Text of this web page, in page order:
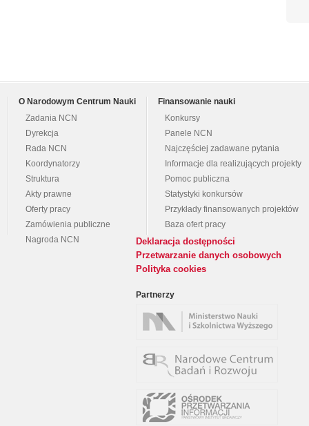
O Narodowym Centrum Nauki
Zadania NCN
Dyrekcja
Rada NCN
Koordynatorzy
Struktura
Akty prawne
Oferty pracy
Zamówienia publiczne
Nagroda NCN
Finansowanie nauki
Konkursy
Panele NCN
Najczęściej zadawane pytania
Informacje dla realizujących projekty
Pomoc publiczna
Statystyki konkursów
Przykłady finansowanych projektów
Baza ofert pracy
Deklaracja dostępności
Przetwarzanie danych osobowych
Polityka cookies
Partnerzy